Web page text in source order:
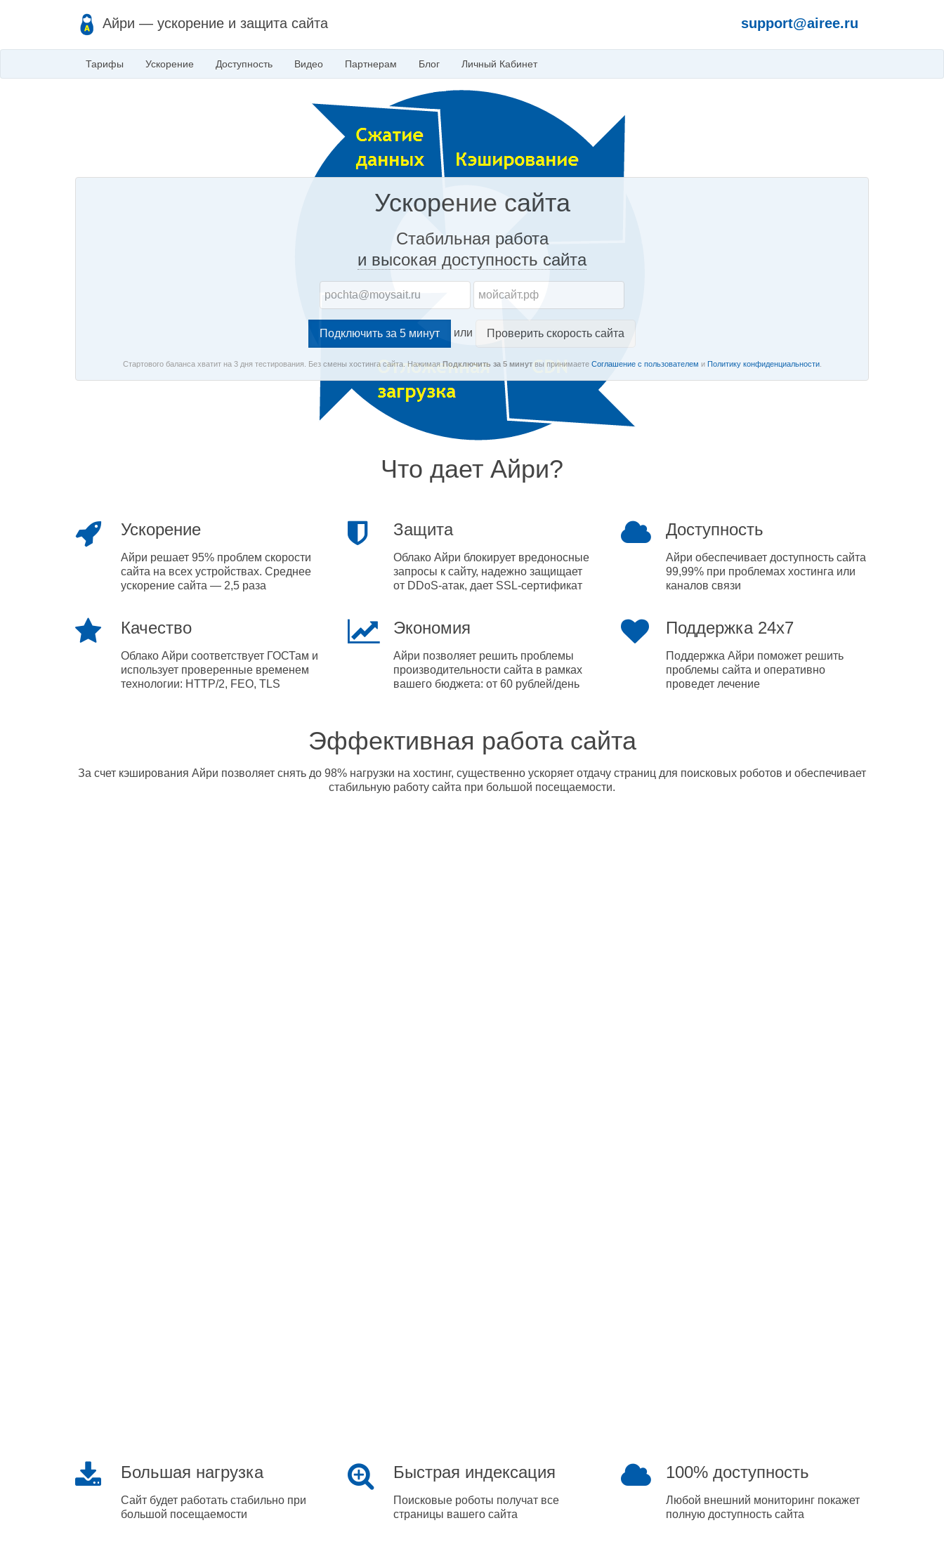
Айри — ускорение и защита сайта support@airee.ru
Тарифы Ускорение Доступность Видео Партнерам Блог Личный Кабинет
Ускорение сайта
Стабильная работа
и высокая доступность сайта
или Проверить скорость сайта
Стартового баланса хватит на 3 дня тестирования. Без смены хостинга сайта. Нажимая Подключить за 5 минутвы принимаете Соглашение с пользователем и Политику конфиденциальности.
Что дает Айри?
Ускорение
Айри решает 95% проблем скорости
сайта на всех устройствах. Среднее
ускорение сайта — 2,5 раза
Защита
Облако Айри блокирует вредоносные
запросы к сайту, надежно защищает
от DDoS-атак, дает SSL-сертификат
Доступность
Айри обеспечивает доступность сайта
99,99% при проблемах хостинга или
каналов связи
Качество
Облако Айри соответствует ГОСТам и
использует проверенные временем
технологии: HTTP/2, FEO, TLS
Экономия
Айри позволяет решить проблемы
производительности сайта в рамках
вашего бюджета: от 60 рублей/день
Поддержка 24x7
Поддержка Айри поможет решить
проблемы сайта и оперативно
проведет лечение
Эффективная работа сайта
За счет кэширования Айри позволяет снять до 98% нагрузки на хостинг, существенно ускоряет отдачу страниц для поисковых роботов и обеспечивает
стабильную работу сайта при большой посещаемости.
Большая нагрузка
Сайт будет работать стабильно при
большой посещаемости
Быстрая индексация
Поисковые роботы получат все
страницы вашего сайта
100% доступность
Любой внешний мониторинг покажет
полную доступность сайта